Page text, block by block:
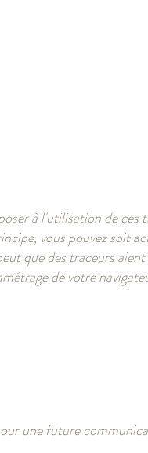
à l'utilisation de
vous pouvez soit
que des traceurs
de votre
une future